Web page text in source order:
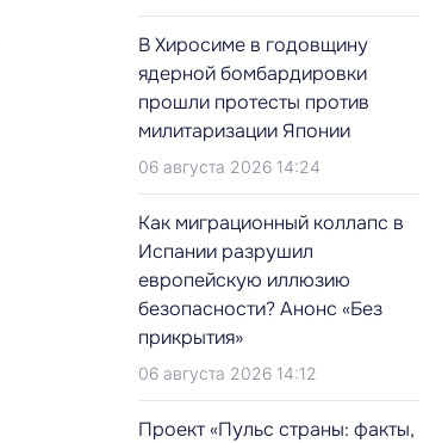
В Хиросиме в годовщину
ядерной бомбардировки
прошли протесты против
милитаризации Японии
06 августа 2026 14:24
Как миграционный коллапс в
Испании разрушил
европейскую иллюзию
безопасности? Анонс «Без
прикрытия»
06 августа 2026 14:12
Проект «Пульс страны: факты,